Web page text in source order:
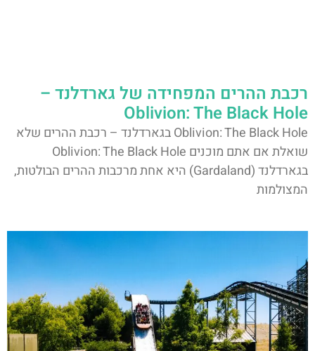
רכבת ההרים המפחידה של גארדלנד –
Oblivion: The Black Hole
Oblivion: The Black Hole בגארדלנד – רכבת ההרים שלא
שואלת אם אתם מוכנים Oblivion: The Black Hole
בגארדלנד (Gardaland) היא אחת מרכבות ההרים הבולטות,
המצולמות